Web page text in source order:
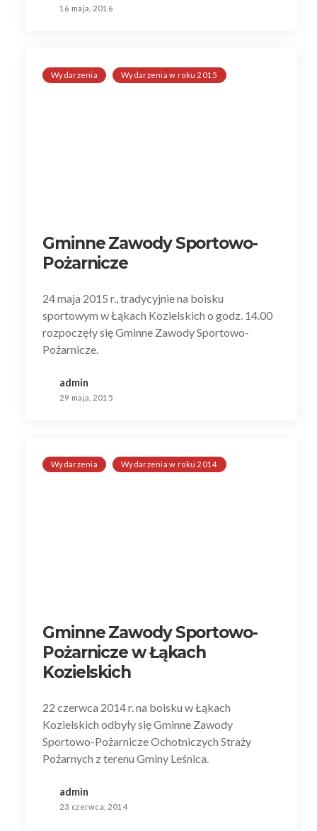
16 maja, 2016
Wydarzenia Wydarzenia w roku 2015
Gminne Zawody Sportowo-
Pożarnicze
24 maja 2015 r., tradycyjnie na boisku
sportowym w Łąkach Kozielskich o godz. 14.00
rozpoczęły się Gminne Zawody Sportowo-
Pożarnicze.
admin
29 maja, 2015
Wydarzenia Wydarzenia w roku 2014
Gminne Zawody Sportowo-
Pożarnicze w Łąkach
Kozielskich
22 czerwca 2014 r. na boisku w Łąkach
Kozielskich odbyły się Gminne Zawody
Sportowo-Pożarnicze Ochotniczych Straży
Pożarnych z terenu Gminy Leśnica.
admin
23 czerwca, 2014